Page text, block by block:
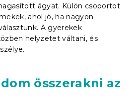
ágyat. Külön csoportot
ahol jó, ha nagyon
A gyerekek
helyzetet váltani, és
összerakni az